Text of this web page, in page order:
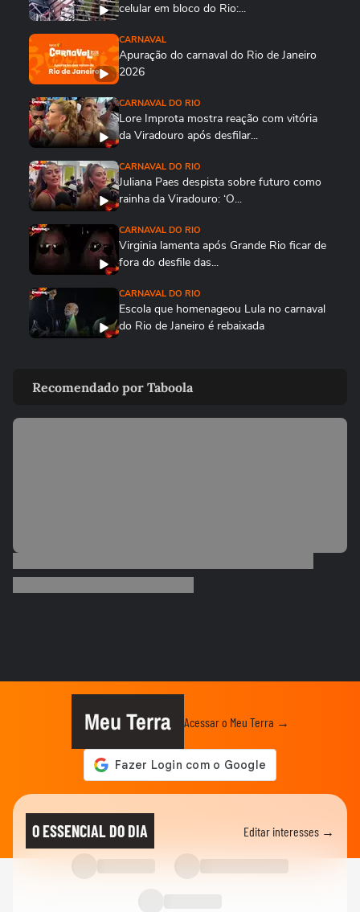
celular em bloco do Rio:...
CARNAVAL
Apuração do carnaval do Rio de Janeiro
2026
CARNAVAL DO RIO
Lore Improta mostra reação com vitória
da Viradouro após desfilar...
CARNAVAL DO RIO
Juliana Paes despista sobre futuro como
rainha da Viradouro: ‘O...
CARNAVAL DO RIO
Virginia lamenta após Grande Rio ficar de
fora do desfile das...
CARNAVAL DO RIO
Escola que homenageou Lula no carnaval
do Rio de Janeiro é rebaixada
após anúncio de escola...
CARNAVAL DO RIO
pessoas com deficiência visual em...
Fabiana Karla fala sobre
representatividade antes de voltar à...
Incêndio em quadra de escola de samba
deixa um morto no RJ
Bloco de carnaval inspirado em ‘Vale Tudo’
toma ruas do centro do...
Recomendado por Taboola
Meu Terra Acessar o Meu Terra →
O ESSENCIAL DO DIA Editar interesses →